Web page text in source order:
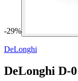
-29%
DeLonghi
DeLonghi D-